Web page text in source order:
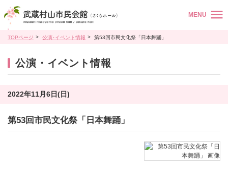
MENU
TOPページ 公演･イベント情報 第53回市民文化祭「日本舞踊」
公演・イベント情報
2022年11月6日(日)
第53回市民文化祭「日本舞踊」